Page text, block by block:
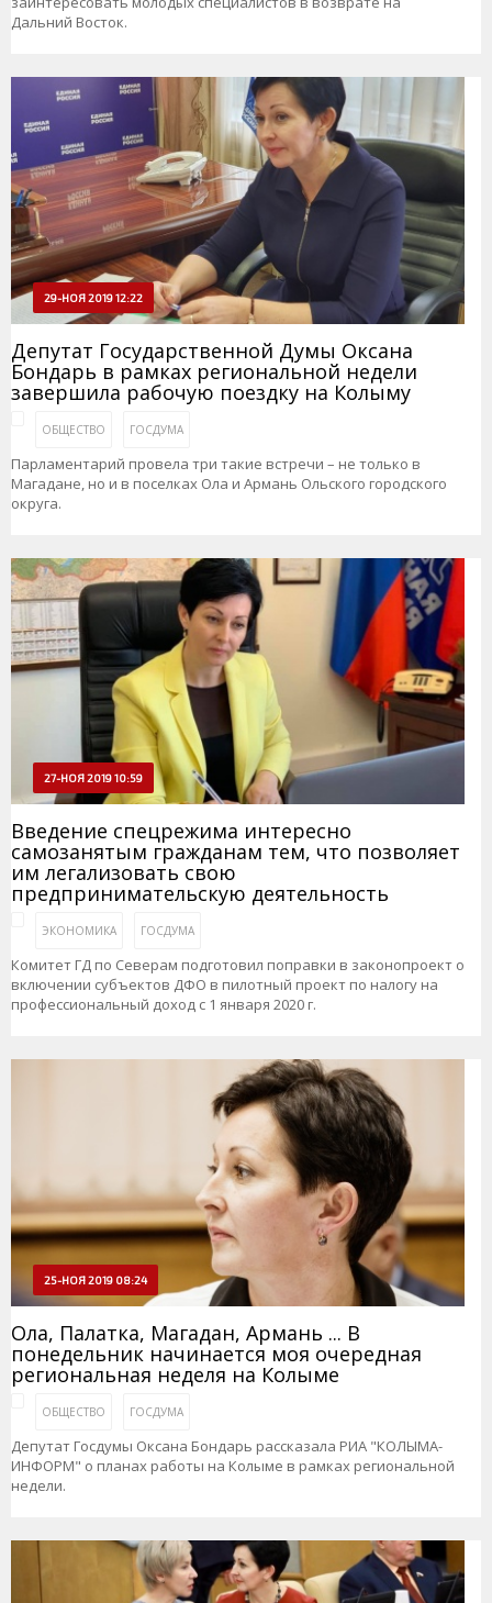
Дальний Восток.
29-НОЯ 2019 12:22
Депутат Государственной Думы Оксана
Бондарь в рамках региональной недели
завершила рабочую поездку на Колыму
ОБЩЕСТВО ГОСДУМА
Парламентарий провела три такие встречи – не только в
Магадане, но и в поселках Ола и Армань Ольского городского
округа.
27-НОЯ 2019 10:59
Введение спецрежима интересно
самозанятым гражданам тем, что позволяет
им легализовать свою
предпринимательскую деятельность
ЭКОНОМИКА ГОСДУМА
Комитет ГД по Северам подготовил поправки в законопроект о
включении субъектов ДФО в пилотный проект по налогу на
профессиональный доход с 1 января 2020 г.
25-НОЯ 2019 08:24
Ола, Палатка, Магадан, Армань ... В
понедельник начинается моя очередная
региональная неделя на Колыме
ОБЩЕСТВО ГОСДУМА
Депутат Госдумы Оксана Бондарь рассказала РИА "КОЛЫМА-
ИНФОРМ" о планах работы на Колыме в рамках региональной
недели.